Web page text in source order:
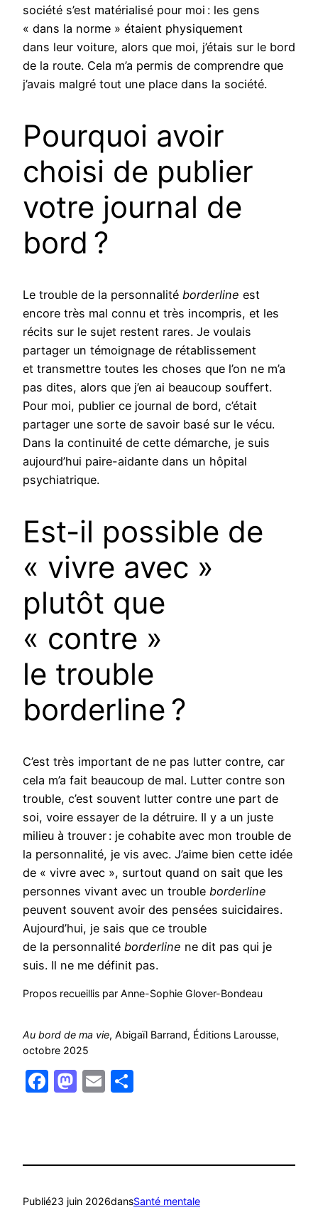
société s’est matérialisé pour moi : les gens
« dans la norme » étaient physiquement
dans leur voiture, alors que moi, j’étais sur le bord
de la route. Cela m’a permis de comprendre que
j’avais malgré tout une place dans la société.
Pourquoi avoir
choisi de publier
votre journal de
bord ?
Le trouble de la personnalité borderline est
encore très mal connu et très incompris, et les
récits sur le sujet restent rares. Je voulais
partager un témoignage de rétablissement
et transmettre toutes les choses que l’on ne m’a
pas dites, alors que j’en ai beaucoup souffert.
Pour moi, publier ce journal de bord, c’était
partager une sorte de savoir basé sur le vécu.
Dans la continuité de cette démarche, je suis
aujourd’hui paire-aidante dans un hôpital
psychiatrique.
Est-il possible de
« vivre avec »
plutôt que
« contre »
le trouble
borderline ?
C’est très important de ne pas lutter contre, car
cela m’a fait beaucoup de mal. Lutter contre son
trouble, c’est souvent lutter contre une part de
soi, voire essayer de la détruire. Il y a un juste
milieu à trouver : je cohabite avec mon trouble de
la personnalité, je vis avec. J’aime bien cette idée
de « vivre avec », surtout quand on sait que les
personnes vivant avec un trouble borderline
peuvent souvent avoir des pensées suicidaires.
Aujourd’hui, je sais que ce trouble
de la personnalité borderline ne dit pas qui je
suis. Il ne me définit pas.
Propos recueillis par Anne-Sophie Glover-Bondeau
Au bord de ma vie, Abigaïl Barrand, Éditions Larousse,
octobre 2025
Facebook
Mastodon
Email
Publié23 juin 2026dansSanté mentale